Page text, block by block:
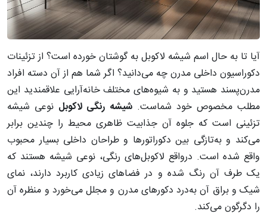
آیا تا به حال اسم شیشه لاکوبل به گوشتان خورده است؟ از تزئینات
دکوراسیون داخلی مدرن چه می‌دانید؟ اگر شما هم از آن دسته افراد
مدرن‌پسند هستید و به شیوه‌های مختلف خانه‌آرایی علاقمندید این
مطلب مخصوص خود شماست.شیشه رنگی لاکوبل نوعی شیشه
تزئینی است که جلوه آن جذابیت ظاهری محیط را چندین برابر
می‌کند و به‌تازگی بین دکوراتورها و طراحان داخلی بسیار محبوب
واقع شده است. درواقع لاکوبل‌های رنگی، نوعی شیشه هستند که
یک طرف آن رنگ شده و در فضاهای زیادی کاربرد دارند، نمای
شیک و براق آن به‌درد دکورهای مدرن و مجلل می‌خورد و منظره آن
را دگرگون می‌کند.